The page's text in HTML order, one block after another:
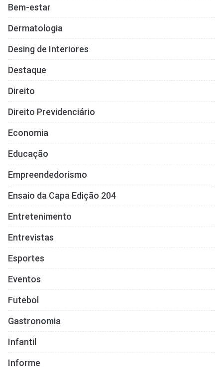
Bem-estar
Dermatologia
Desing de Interiores
Destaque
Direito
Direito Previdenciário
Economia
Educação
Empreendedorismo
Ensaio da Capa Edição 204
Entretenimento
Entrevistas
Esportes
Eventos
Futebol
Gastronomia
Infantil
Informe